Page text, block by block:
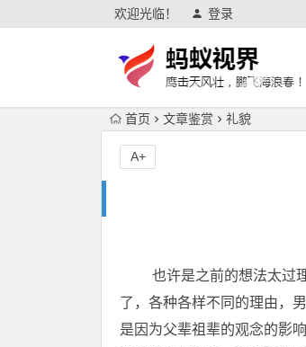
欢迎光临！ 登录
首页 文章鉴赏 礼貌
A+
也许是之前的想法太过理
了，各种各样不同的理由，
是因为父辈祖辈的观念的影